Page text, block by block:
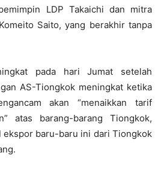
LDP Takaichi dan mitra
Saito, yang berakhir tanpa
pada hari Jumat setelah
AS-Tiongkok meningkat ketika
akan “menaikkan tarif
atas barang-barang Tiongkok,
ekspor baru-baru ini dari Tiongkok